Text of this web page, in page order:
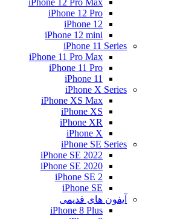
iPhone 12 Pro Max
iPhone 12 Pro
iPhone 12
iPhone 12 mini
iPhone 11 Series
iPhone 11 Pro Max
iPhone 11 Pro
iPhone 11
iPhone X Series
iPhone XS Max
iPhone XS
iPhone XR
iPhone X
iPhone SE Series
iPhone SE 2022
iPhone SE 2020
iPhone SE 2
iPhone SE
آیفون های قدیمی
iPhone 8 Plus